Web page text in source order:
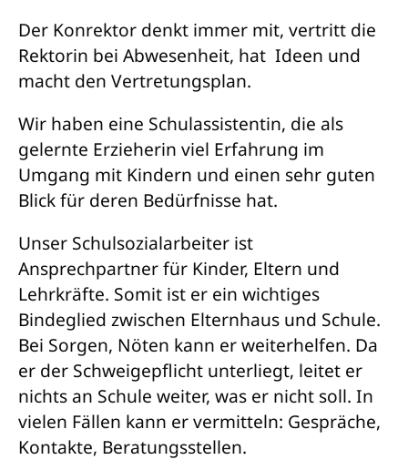
Der Konrektor denkt immer mit, vertritt die
Rektorin bei Abwesenheit, hat Ideen und
macht den Vertretungsplan.
Wir haben eine Schulassistentin, die als
gelernte Erzieherin viel Erfahrung im
Umgang mit Kindern und einen sehr guten
Blick für deren Bedürfnisse hat.
Unser Schulsozialarbeiter ist
Ansprechpartner für Kinder, Eltern und
Lehrkräfte. Somit ist er ein wichtiges
Bindeglied zwischen Elternhaus und Schule.
Bei Sorgen, Nöten kann er weiterhelfen. Da
er der Schweigepflicht unterliegt, leitet er
nichts an Schule weiter, was er nicht soll. In
vielen Fällen kann er vermitteln: Gespräche,
Kontakte, Beratungsstellen.